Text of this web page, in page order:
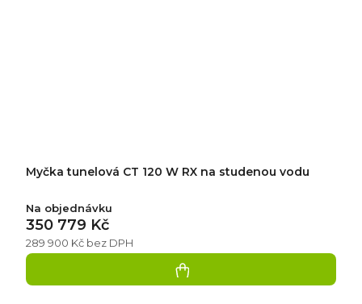
Myčka tunelová CT 120 W RX na studenou vodu
Na objednávku
289 900 Kč bez DPH
350 779 Kč